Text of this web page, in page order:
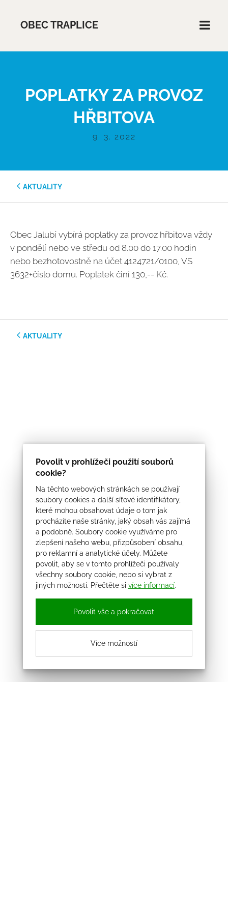
Povolit v prohlížeči použití souborů
cookie?
Na těchto webových stránkách se používají
soubory cookies a další síťové identifikátory,
které mohou obsahovat údaje o tom jak
procházíte naše stránky, jaký obsah vás zajímá
a podobně. Soubory cookie využíváme pro
zlepšení našeho webu, přizpůsobení obsahu,
pro reklamní a analytické účely. Můžete
povolit, aby se v tomto prohlížeči používaly
všechny soubory cookie, nebo si vybrat z
jiných možností. Přečtěte si více informací.
Povolit vše a pokračovat
Více možností
OBEC TRAPLICE
POPLATKY ZA PROVOZ
HŘBITOVA
9. 3. 2022
AKTUALITY
Obec Jalubí vybírá poplatky za provoz hřbitova vždy
v pondělí nebo ve středu od 8.00 do 17.00 hodin
nebo bezhotovostně na účet 4124721/0100, VS
3632+číslo domu. Poplatek činí 130,-- Kč.
AKTUALITY